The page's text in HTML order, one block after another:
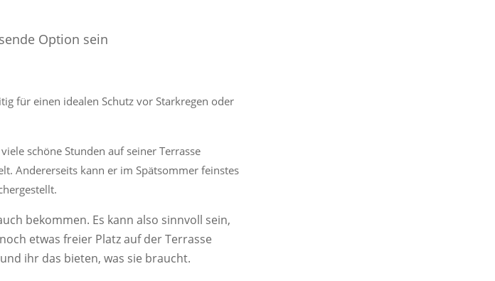
Option sein
für einen idealen Schutz vor Starkregen oder
schöne Stunden auf seiner Terrasse
Andererseits kann er im Spätsommer feinstes
bekommen. Es kann also sinnvoll sein,
etwas freier Platz auf der Terrasse
ihr das bieten, was sie braucht.